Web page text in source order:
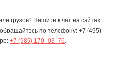
грузов? Пишите в чат на сайтах
по телефону: +7 (495)
+7 (985) 170–03–76.